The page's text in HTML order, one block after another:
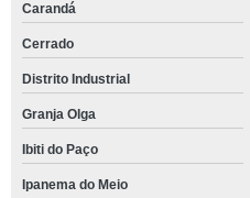
Carandá
Cerrado
Distrito Industrial
Granja Olga
Ibiti do Paço
Ipanema do Meio